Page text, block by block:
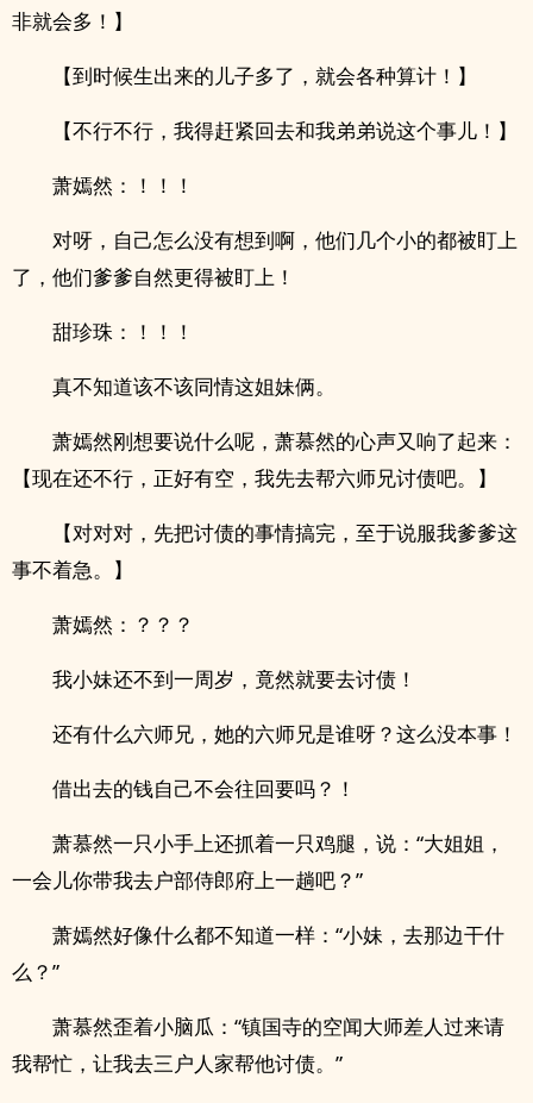
非就会多！】
【到时候生出来的儿子多了，就会各种算计！】
【不行不行，我得赶紧回去和我弟弟说这个事儿！】
萧嫣然：！！！
对呀，自己怎么没有想到啊，他们几个小的都被盯上
了，他们爹爹自然更得被盯上！
甜珍珠：！！！
真不知道该不该同情这姐妹俩。
萧嫣然刚想要说什么呢，萧慕然的心声又响了起来：
【现在还不行，正好有空，我先去帮六师兄讨债吧。】
【对对对，先把讨债的事情搞完，至于说服我爹爹这
事不着急。】
萧嫣然：？？？
我小妹还不到一周岁，竟然就要去讨债！
还有什么六师兄，她的六师兄是谁呀？这么没本事！
借出去的钱自己不会往回要吗？！
萧慕然一只小手上还抓着一只鸡腿，说：“大姐姐，
一会儿你带我去户部侍郎府上一趟吧？”
萧嫣然好像什么都不知道一样：“小妹，去那边干什
么？”
萧慕然歪着小脑瓜：“镇国寺的空闻大师差人过来请
我帮忙，让我去三户人家帮他讨债。”